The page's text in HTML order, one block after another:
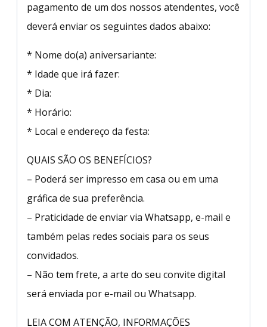
pagamento de um dos nossos atendentes, você
deverá enviar os seguintes dados abaixo:
* Nome do(a) aniversariante:
* Idade que irá fazer:
* Dia:
* Horário:
* Local e endereço da festa:
QUAIS SÃO OS BENEFÍCIOS?
– Poderá ser impresso em casa ou em uma
gráfica de sua preferência.
– Praticidade de enviar via Whatsapp, e-mail e
também pelas redes sociais para os seus
convidados.
– Não tem frete, a arte do seu convite digital
será enviada por e-mail ou Whatsapp.
LEIA COM ATENÇÃO, INFORMAÇÕES